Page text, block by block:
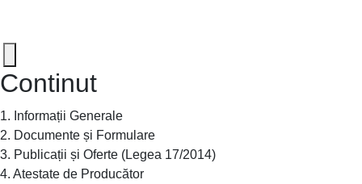
Continut
1. Informații Generale
2. Documente și Formulare
3. Publicații și Oferte (Legea 17/2014)
4. Atestate de Producător